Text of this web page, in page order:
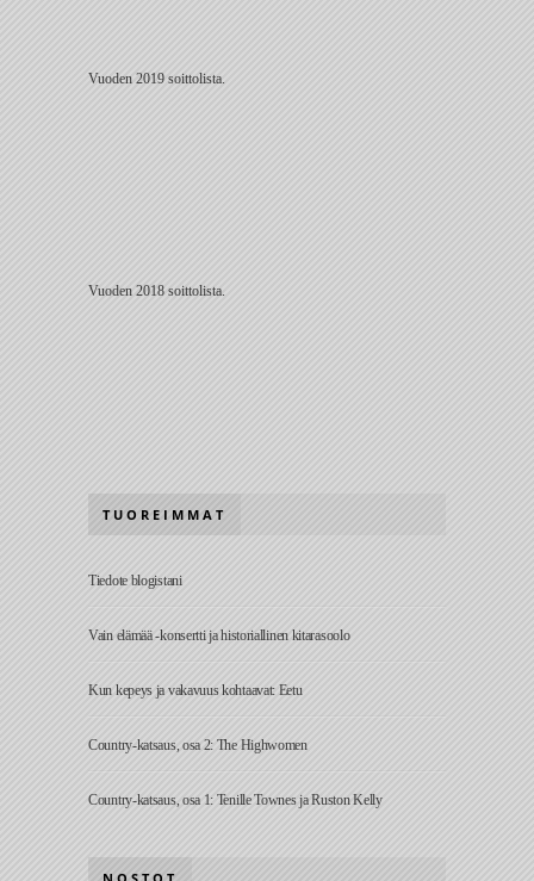
Vuoden 2019 soittolista.
Vuoden 2018 soittolista.
TUOREIMMAT
Tiedote blogistani
Vain elämää -konsertti ja historiallinen kitarasoolo
Kun kepeys ja vakavuus kohtaavat: Eetu
Country-katsaus, osa 2: The Highwomen
Country-katsaus, osa 1: Tenille Townes ja Ruston Kelly